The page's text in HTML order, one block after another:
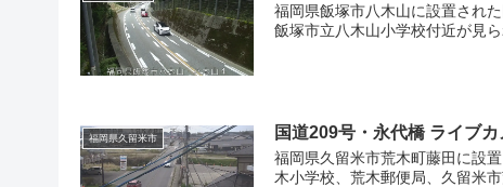
福岡県飯塚市八木山に設置され
飯塚市立八木山小学校付近が見
福岡県久留米市 国道209号・永代橋 ライブ
福岡県久留米市荒木町藤田に設
木小学校、荒木郵便局、久留米